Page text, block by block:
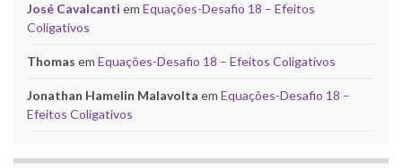
José Cavalcanti em Equações-Desafio 18 – Efeitos
Coligativos
Thomas em Equações-Desafio 18 – Efeitos Coligativos
Jonathan Hamelin Malavolta em Equações-Desafio 18 –
Efeitos Coligativos